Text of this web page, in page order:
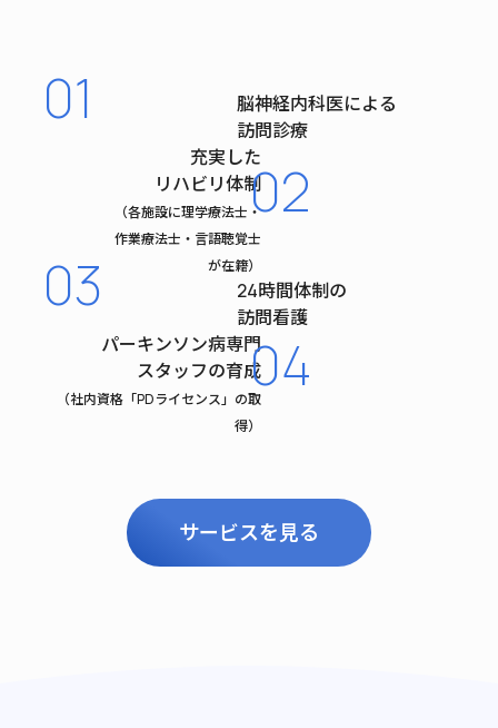
01
脳神経内科医による
訪問診療
02
充実した
リハビリ体制
（各施設に理学療法士・
作業療法士・言語聴覚士
が在籍）
03
24時間体制の
訪問看護
04
パーキンソン病専門
スタッフの育成
（社内資格「PDライセンス」 の取
得）
サービスを見る